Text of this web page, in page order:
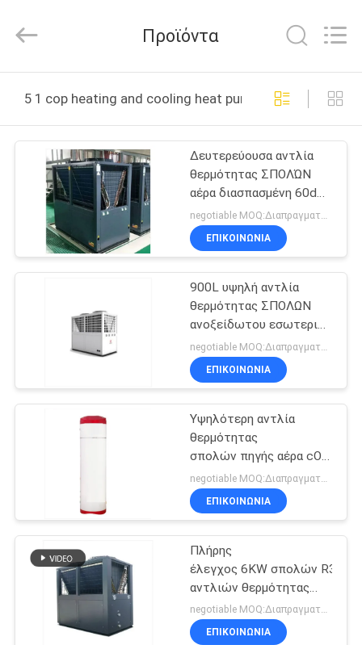
ΠΡΟΪΌΝΤΑ
ΒΊΝΤΕΟ
ΣΧΕΤΙΚΆ
ΜΕ
ΕΠΙΣΚΕΨΉ
ΈΛΕΓΧΟΣ
ΕΠΙΚΟΙΝΩΝΉΣΤΕ
ΜΑΖΊ
ΜΑΣ
ΕΙΔΉΣΕΙΣ
Ltd..
Developed
Προϊόντα
5 1 cop heating and cooling heat pump διαδικτυακή
Δευτερεύουσα αντλία
θερμότητας ΣΠΟΛΏΝ
αέρα διασπασμένη 60dbA
υψηλή εύκαμπτο DN25negotiable MOQ:Διαπραγματεύσιμος
ΕΠΙΚΟΙΝΩΝΙΑ
900L υψηλή αντλία
θερμότητας ΣΠΟΛΩΝ
ανοξείδωτου εσωτερική
όλοι σε μια αντλία
θερμότητας IPX4
ΕΠΙΚΟΙΝΩΝΙΑ
Υψηλότερη αντλία
θερμότητας
σπολών πηγής αέρα cOem
με τη μονάδα σπειρών
ανεμιστήρων
ΕΠΙΚΟΙΝΩΝΙΑ
Πλήρης
έλεγχος 6KW σπολών R32
αντλιών θερμότητας
πηγής αέρα
negotiable MOQ:Διαπραγματεύσιμος
ΕΠΙΚΟΙΝΩΝΙΑ